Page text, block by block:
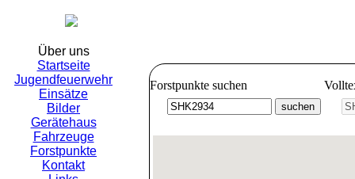
Über uns
Startseite
Jugendfeuerwehr
Einsätze
Bilder
Gerätehaus
Fahrzeuge
Forstpunkte
Kontakt
Forstpunkte suchen